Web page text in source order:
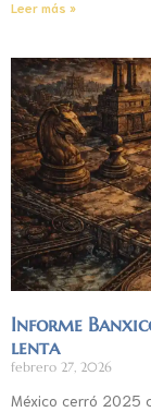
Leer más »
Informe
lenta
febrero 27, 2026
México cerró 2025